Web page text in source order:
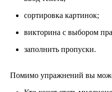
сортировка картинок;
викторина с выбором
заполнить пропуски.
Помимо упражнений вы